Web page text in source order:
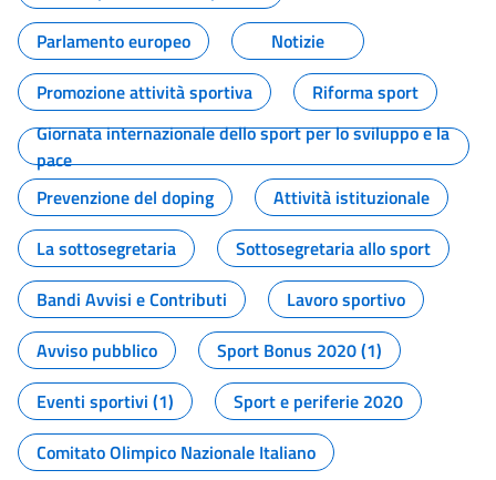
Parlamento europeo
Notizie
Promozione attività sportiva
Riforma sport
Giornata internazionale dello sport per lo sviluppo e la
pace
Prevenzione del doping
Attività istituzionale
La sottosegretaria
Sottosegretaria allo sport
Bandi Avvisi e Contributi
Lavoro sportivo
Avviso pubblico
Sport Bonus 2020 (1)
Eventi sportivi (1)
Sport e periferie 2020
Comitato Olimpico Nazionale Italiano